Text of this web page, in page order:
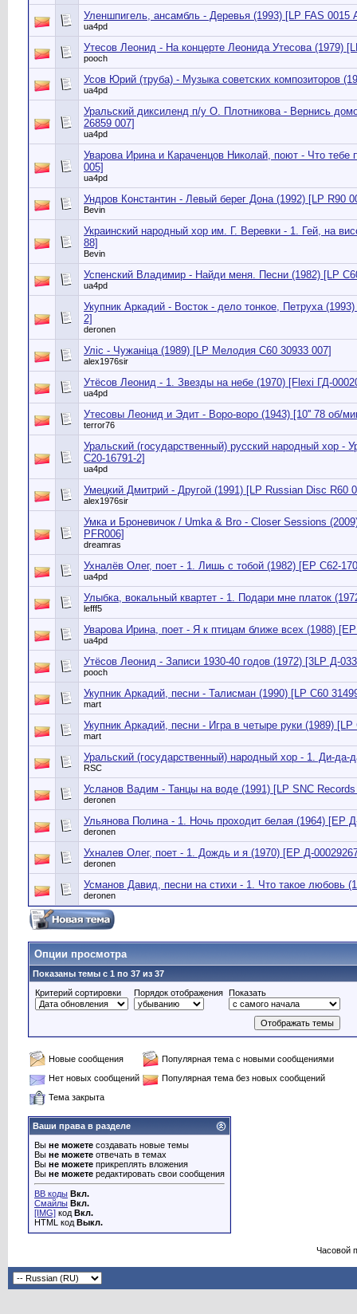
Уленшпигель, ансамбль - Деревья (1993) [LP FAS 0015
ua4pd
Утесов Леонид - На концерте Леонида Утесова (1979)
pooch
Усов Юрий (труба) - Музыка советских композиторов
ua4pd
Уральский диксиленд п/у О. Плотникова - Вернись
26859 007]
ua4pd
Уварова Ирина и Караченцов Николай, поют - Что тебе
005]
ua4pd
Ундров Константин - Левый берег Дона (1992) [LP R90
Bevin
Украинский народный хор им. Г. Веревки - 1. Гей, на
88]
Bevin
Успенский Владимир - Найди меня. Песни (1982) [LP
ua4pd
Укупник Аркадий - Восток - дело тонкое, Петруха
2]
deronen
Улiс - Чужанiца (1989) [LP Мелодия С60 30933 007]
alex1976sir
Утёсов Леонид - 1. Звезды на небе (1970) [Flexi ГД-
ua4pd
Утесовы Леонид и Эдит - Воро-воро (1943) [10'' 78 об/
terror76
Уральский (государственный) русский народный хор -
С20-16791-2]
ua4pd
Умецкий Дмитрий - Другой (1991) [LP Russian Disc R60
alex1976sir
Умка и Броневичок / Umka & Bro - Closer Sessions
PFR006]
dreamras
Ухналёв Олег, поет - 1. Лишь с тобой (1982) [EP С62-
ua4pd
Улыбка, вокальный квартет - 1. Подари мне платок
lefff5
Уварова Ирина, поет - Я к птицам ближе всех (1988)
ua4pd
Утёсов Леонид - Записи 1930-40 годов (1972) [3LP Д-
pooch
Укупник Аркадий, песни - Талисман (1990) [LP С60
mart
Укупник Аркадий, песни - Игра в четыре руки (1989)
mart
Уральский (государственный) народный хор - 1. Ди-да-
RSC
Усланов Вадим - Танцы на воде (1991) [LP SNC
deronen
Ульянова Полина - 1. Ночь проходит белая (1964) [EP
deronen
Ухналев Олег, поет - 1. Дождь и я (1970) [EP Д-
deronen
Усманов Давид, песни на стихи - 1. Что такое любовь
deronen
Опции просмотра
Показаны темы с 1 по 37 из 37
Критерий сортировки
Порядок отображения Показать
Новые сообщения
Популярная тема с новыми сообщениями
Нет новых сообщений
Популярная тема без новых сообщений
Тема закрыта
Ваши права в разделе
Вы не можете создавать новые темы
Вы не можете отвечать в темах
Вы не можете прикреплять вложения
Вы не можете редактировать свои сообщения
BB коды Вкл.
Смайлы Вкл.
[IMG] код Вкл.
HTML код Выкл.
Часовой